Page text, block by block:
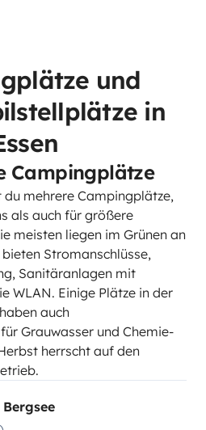
und
in
Campingplätze
du mehrere Campingplätze,
als auch für größere
meisten liegen im Grünen an
Stromanschlüsse,
Sanitäranlagen mit
WLAN. Einige Plätze in der
auch
Grauwasser und Chemie-
herrscht auf den